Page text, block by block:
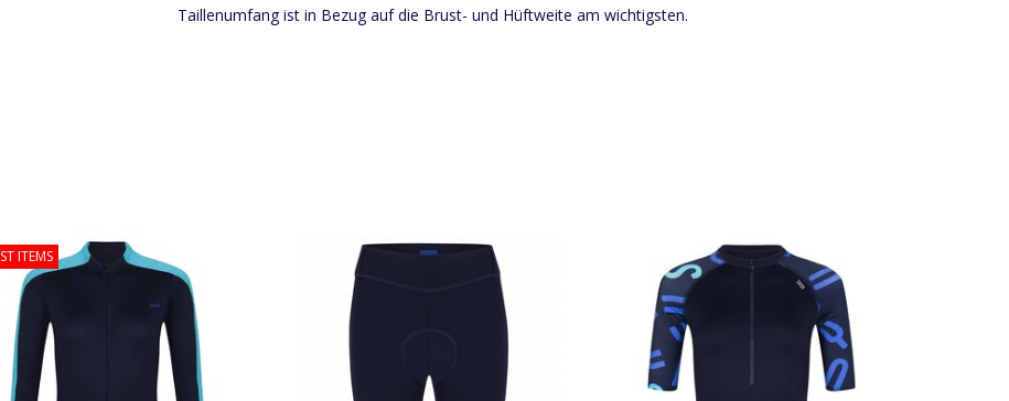
Taillenumfang ist in Bezug auf die Brust- und Hüftweite am wichtigsten.
ITEMS
Damen Rennrad Trikot retro in aqua
ZUM WARENKORB HINZUFÜGEN
Kurze Damen Radhose mit Retro-
ZUM WARENKORB HINZUFÜGEN
Radtrikot mit kurzen Ärmeln, hoher
Atmungsaktivität und drei Gesäßtaschen.
ZUM WARENKORB HINZUFÜGEN